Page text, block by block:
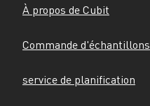
À propos de Cubit
Commande d'échantillons
service de planification